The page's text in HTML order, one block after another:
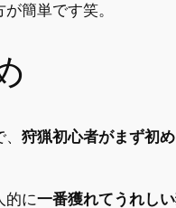
簡単です笑。
狩猟初心者がまず初
的に一番獲れてうれし